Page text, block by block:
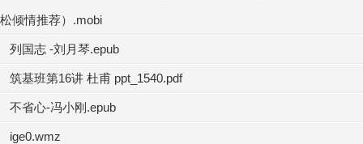
松倾情推荐）.mobi
列国志 -刘月琴.epub
筑基班第16讲 杜甫 ppt_1540.pdf
不省心-冯小刚.epub
ige0.wmz